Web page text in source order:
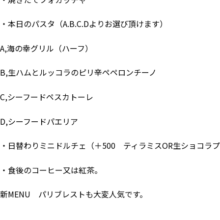
・本日のパスタ（A.B.C.Dよりお選び頂けます）
A,海の幸グリル（ハーフ）
B,生ハムとルッコラのピリ辛ペペロンチーノ
C,シーフードペスカトーレ
D,シーフードパエリア
・日替わりミニドルチェ（＋500 ティラミスOR生ショコラプ
・食後のコーヒー又は紅茶。
新MENU パリブレストも大変人気です。